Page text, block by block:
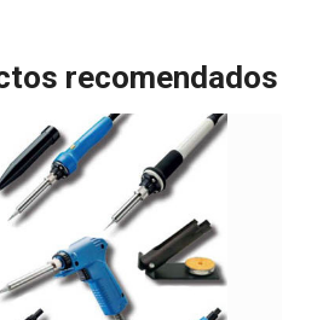
recomendados